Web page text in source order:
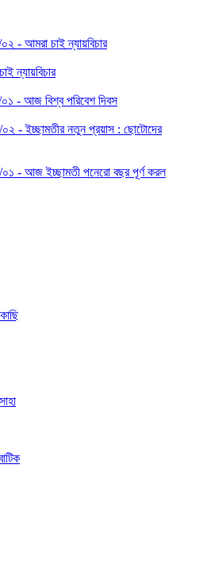
- আমরা চাই ন্যায়বিচার
ন্যায়বিচার
০১ - আজ বিশ্ব পরিবেশ দিবস
০২ - ইচ্ছামতীর নতুন প্রয়াস : ছোটোদের
০১ - আজ ইচ্ছামতী পনেরো বছর পূর্ণ করল